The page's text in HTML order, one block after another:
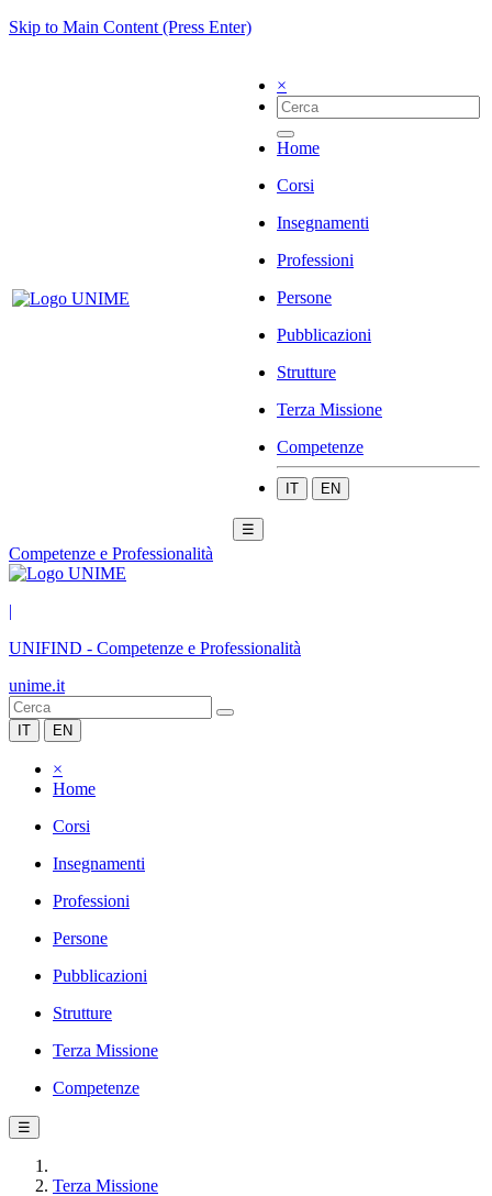
Skip to Main Content (Press Enter)
×
Home
Corsi
Insegnamenti
Professioni
Persone
Pubblicazioni
Strutture
Terza Missione
Competenze
IT EN
☰
Competenze e Professionalità
|
UNIFIND - Competenze e Professionalità
unime.it
IT EN
×
Home
Corsi
Insegnamenti
Professioni
Persone
Pubblicazioni
Strutture
Terza Missione
Competenze
☰
Terza Missione